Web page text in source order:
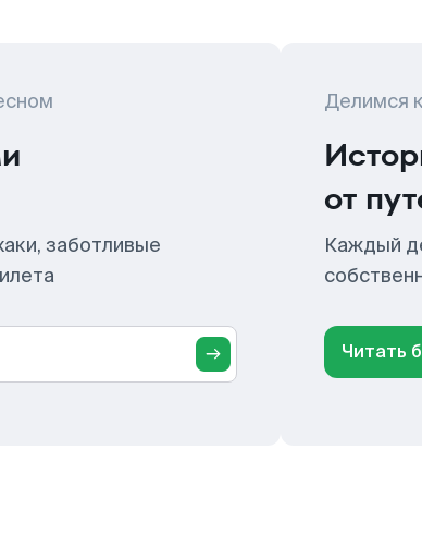
заботливые
Делимся
от
Каждый
Читать